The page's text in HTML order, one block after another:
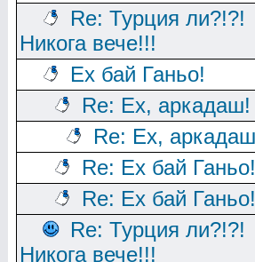
Re: Турция ли?!?!
Никога вече!!!
Ех бай Ганьо!
Re: Ех, аркадаш!
Re: Ех,
Re: Ех бай Ганьо!
Re: Ех бай Ганьо!
Re: Турция ли?!?!
Никога вече!!!